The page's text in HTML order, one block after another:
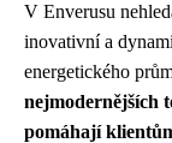
V Enverusu
inovativní a
energetického
nejmodernějších
pomáhají